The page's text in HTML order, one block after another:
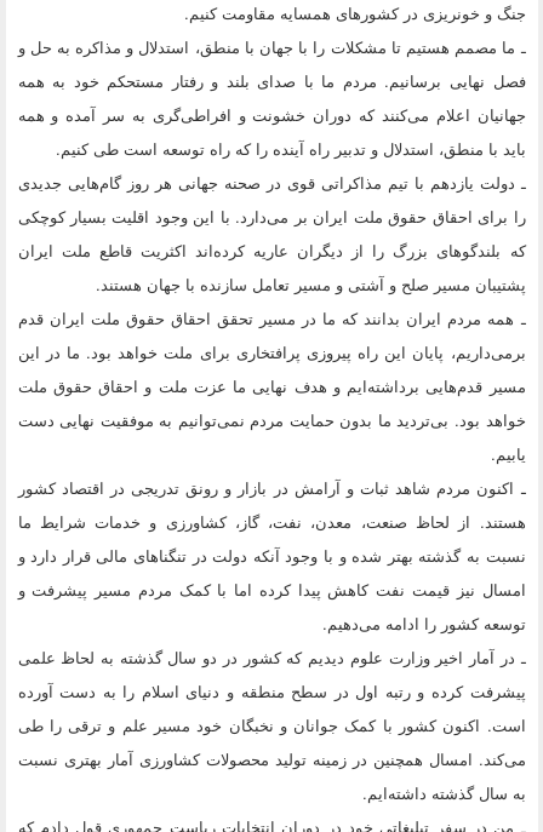
جنگ و خونریزی در کشورهای همسایه مقاومت کنیم.
ـ ما مصمم هستیم تا مشکلات را با جهان با منطق، استدلال و مذاکره به حل و
فصل نهایی برسانیم. مردم ما با صدای بلند و رفتار مستحکم خود به همه
جهانیان اعلام می‌کنند که دوران خشونت و افراطی‌گری به سر آمده و همه
باید با منطق، استدلال و تدبیر راه آینده را که راه توسعه است طی کنیم.
ـ دولت یازدهم با تیم مذاکراتی قوی در صحنه جهانی هر روز گام‌هایی جدیدی
را برای احقاق حقوق ملت ایران بر می‌دارد. با این وجود اقلیت بسیار کوچکی
که بلندگوهای بزرگ را از دیگران عاریه کرده‌اند اکثریت قاطع ملت ایران
پشتیبان مسیر صلح و آشتی و مسیر تعامل سازنده با جهان هستند.
ـ همه مردم ایران بدانند که ما در مسیر تحقق احقاق حقوق ملت ایران قدم
برمی‌داریم، پایان این راه پیروزی پرافتخاری برای ملت خواهد بود. ما در این
مسیر قدم‌هایی برداشته‌ایم و هدف نهایی ما عزت ملت و احقاق حقوق ملت
خواهد بود. بی‌تردید ما بدون حمایت مردم نمی‌توانیم به موفقیت نهایی دست
یابیم.
ـ اکنون مردم شاهد ثبات و آرامش در بازار و رونق تدریجی در اقتصاد کشور
هستند. از لحاظ صنعت، معدن، نفت، گاز، کشاورزی و خدمات شرایط ما
نسبت به گذشته بهتر شده و با وجود آنکه دولت در تنگناهای مالی قرار دارد و
امسال نیز قیمت نفت کاهش پیدا کرده اما با کمک مردم مسیر پیشرفت و
توسعه کشور را ادامه می‌دهیم.
ـ در آمار اخیر وزارت علوم دیدیم که کشور در دو سال گذشته به لحاظ علمی
پیشرفت کرده و رتبه اول در سطح منطقه و دنیای اسلام را به دست آورده
است. اکنون کشور با کمک جوانان و نخبگان خود مسیر علم و ترقی را طی
می‌کند. امسال همچنین در زمینه تولید محصولات کشاورزی آمار بهتری نسبت
به سال گذشته داشته‌ایم.
ـ من در سفر تبلیغاتی خود در دوران انتخابات ریاست جمهوری قول دادم که